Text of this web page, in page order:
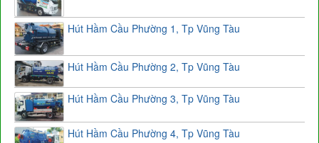
Hút Hầm Cầu Phường 1, Tp Vũng Tàu
Hút Hầm Cầu Phường 2, Tp Vũng Tàu
Hút Hầm Cầu Phường 3, Tp Vũng Tàu
Hút Hầm Cầu Phường 4, Tp Vũng Tàu